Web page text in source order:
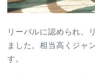
リーバルに認められ、
ました。相当高くジャ
す。